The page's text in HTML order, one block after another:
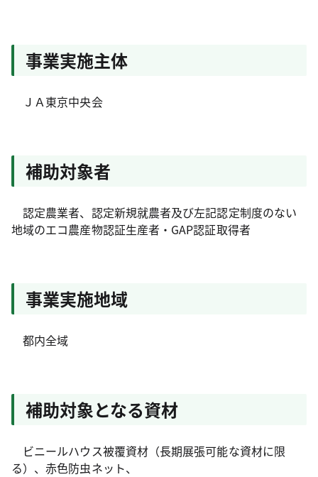
事業実施主体
ＪＡ東京中央会
補助対象者
認定農業者、認定新規就農者及び左記認定制度のない
地域のエコ農産物認証生産者・GAP認証取得者
事業実施地域
都内全域
補助対象となる資材
ビニールハウス被覆資材（長期展張可能な資材に限
る）、赤色防虫ネット、